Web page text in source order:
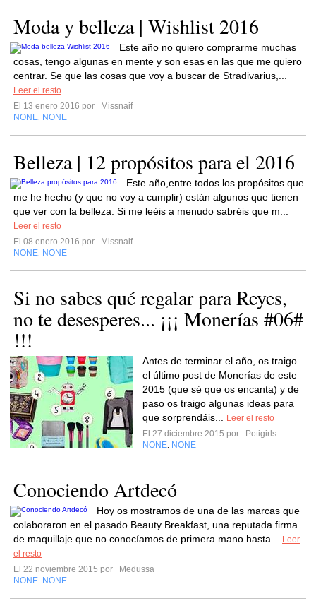
Moda y belleza | Wishlist 2016
Este año no quiero comprarme muchas
cosas, tengo algunas en mente y son esas en las que me quiero
centrar. Se que las cosas que voy a buscar de Stradivarius,...
Leer el resto
El 13 enero 2016 por
Missnaif
NONE NONE
Belleza | 12 propósitos para el 2016
Este año,entre todos los propósitos que
me he hecho (y que no voy a cumplir) están algunos que tienen
que ver con la belleza. Si me leéis a menudo sabréis que m...
Leer el resto
El 08 enero 2016 por
Missnaif
NONE NONE
Si no sabes qué regalar para Reyes,
no te desesperes... ¡¡¡ Monerías #06#
!!!
Antes de terminar el año, os traigo
el último post de Monerías de este
2015 (que sé que os encanta) y de
paso os traigo algunas ideas para
que sorprendáis...
Leer el resto
El 27 diciembre 2015 por
Potigirls
NONE NONE
Conociendo Artdecó
Hoy os mostramos de una de las marcas que
colaboraron en el pasado Beauty Breakfast, una reputada firma
de maquillaje que no conocíamos de primera mano hasta...
Leer
el resto
El 22 noviembre 2015 por
Medussa
NONE NONE